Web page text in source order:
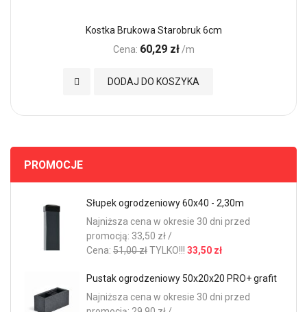
Kostka Brukowa Starobruk 6cm
Cena: 60,29 zł /m
DODAJ DO KOSZYKA
Dodaj do Ulubionych
PROMOCJE
Słupek ogrodzeniowy 60x40 - 2,30m
Najniższa cena w okresie 30 dni przed
promocją: 33,50 zł /
Cena: 51,00 złTYLKO!!! 33,50 zł
Pustak ogrodzeniowy 50x20x20 PRO+ grafit
Najniższa cena w okresie 30 dni przed